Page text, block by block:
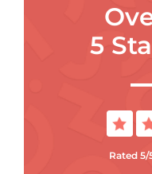
5
Rated 5/